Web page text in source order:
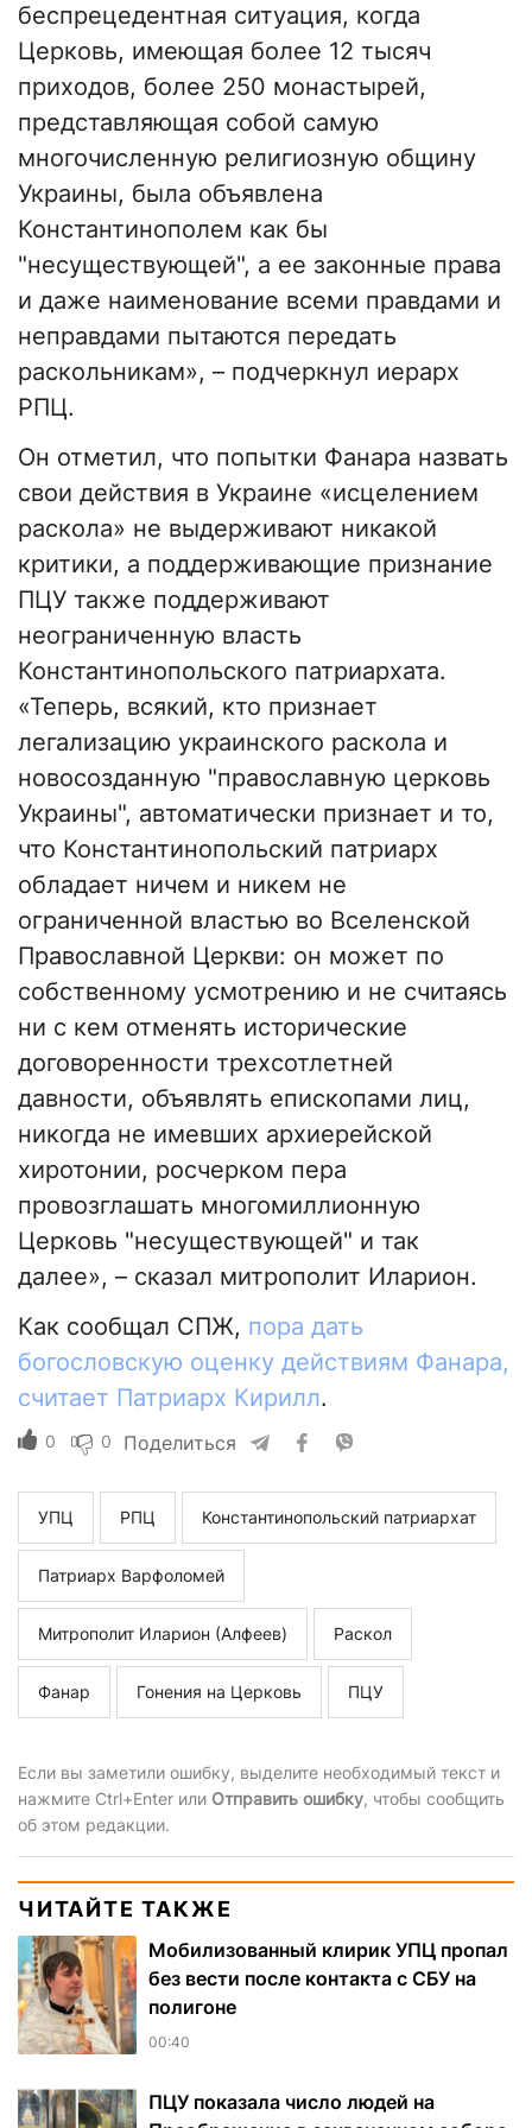
беспрецедентная ситуация, когда
Церковь, имеющая более 12 тысяч
приходов, более 250 монастырей,
представляющая собой самую
многочисленную религиозную общину
Украины, была объявлена
Константинополем как бы
"несуществующей", а ее законные права
и даже наименование всеми правдами и
неправдами пытаются передать
раскольникам», – подчеркнул иерарх
РПЦ.
Он отметил, что попытки Фанара назвать
свои действия в Украине «исцелением
раскола» не выдерживают никакой
критики, а поддерживающие признание
ПЦУ также поддерживают
неограниченную власть
Константинопольского патриархата.
«Теперь, всякий, кто признает
легализацию украинского раскола и
новосозданную "православную церковь
Украины", автоматически признает и то,
что Константинопольский патриарх
обладает ничем и никем не
ограниченной властью во Вселенской
Православной Церкви: он может по
собственному усмотрению и не считаясь
ни с кем отменять исторические
договоренности трехсотлетней
давности, объявлять епископами лиц,
никогда не имевших архиерейской
хиротонии, росчерком пера
провозглашать многомиллионную
Церковь "несуществующей" и так
далее», – сказал митрополит Иларион.
Как сообщал СПЖ, пора дать
богословскую оценку действиям Фанара,
считает Патриарх Кирилл.
0 0 Поделиться
УПЦ РПЦ Константинопольский патриархат
Патриарх Варфоломей
Митрополит Иларион (Алфеев) Раскол
Фанар Гонения на Церковь ПЦУ
Если вы заметили ошибку, выделите необходимый текст и
нажмите Ctrl+Enter или Отправить ошибку, чтобы сообщить
об этом редакции.
ЧИТАЙТЕ ТАКЖЕ
Мобилизованный клирик УПЦ пропал
без вести после контакта с СБУ на
полигоне
00:40
ПЦУ показала число людей на